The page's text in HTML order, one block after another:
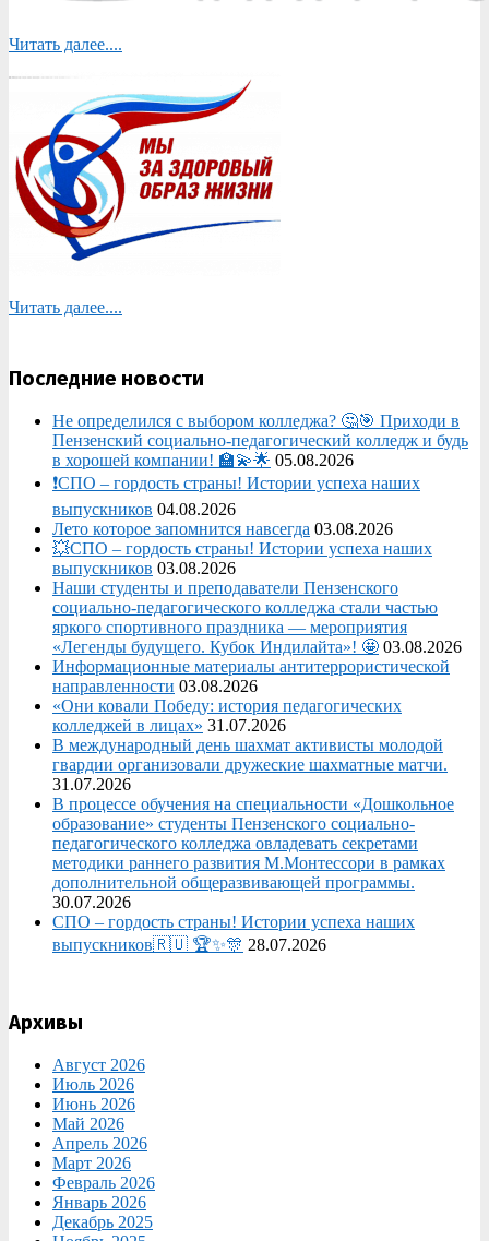
Читать далее....
Читать далее....
Последние новости
Не определился с выбором колледжа? 🤔🎯 Приходи в
Пензенский социально-педагогический колледж и будь
в хорошей компании! 🏫💫🌟 05.08.2026
❗СПО – гордость страны! Истории успеха наших
выпускников 04.08.2026
Лето которое запомнится навсегда 03.08.2026
💥СПО – гордость страны! Истории успеха наших
выпускников 03.08.2026
Наши студенты и преподаватели Пензенского
социально‑педагогического колледжа стали частью
яркого спортивного праздника — мероприятия
«Легенды будущего. Кубок Индилайта»! 🤩 03.08.2026
Информационные материалы антитеррористической
направленности 03.08.2026
«Они ковали Победу: история педагогических
колледжей в лицах» 31.07.2026
В международный день шахмат активисты молодой
гвардии организовали дружеские шахматные матчи.
31.07.2026
В процессе обучения на специальности «Дошкольное
образование» студенты Пензенского социально-
педагогического колледжа овладевать секретами
методики раннего развития М.Монтессори в рамках
дополнительной общеразвивающей программы.
30.07.2026
СПО – гордость страны! Истории успеха наших
выпускников🇷🇺 🏆✨🎊 28.07.2026
Архивы
Август 2026
Июль 2026
Июнь 2026
Май 2026
Апрель 2026
Март 2026
Февраль 2026
Январь 2026
Декабрь 2025